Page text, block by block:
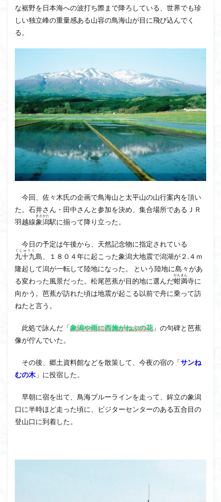
な裾野を日本海への波打ち際まで降ろしている、世界でも珍
しい独立峰の重量感ある山容の鳥海山が目に飛び込んでく
る。
今回、佐々木氏の企画で鳥海山と太平山の山行案内を頂い
た。石井さん・田中さんと参加を決め、集合場所であるＪＲ
羽越線象潟
きさかた
駅に揃って降り立った。
今日の予定は午後から、天然記念物に指定されている
九十九
くじゅうく
島、１８０４年に起こった象潟大地震で潟湖が２.４ｍ
隆起して潟が一転して陸地になった。 という陸地に島々があ
る変わった風景だった。松尾芭蕉が目的地に選んだ蚶
かん
満
まん
寺に
向かう。芭蕉が訪れた頃は地震が起こる以前で舟に乗って訪
ねたと言う。
此処で詠んだ「象潟や雨に西施がねぶの花」の句碑と芭蕉
像が佇んでいた。
その後、郷土資料館などを散策して、今夜の宿の「サンね
むの木 」に投宿した。
早朝に宿を出て、鳥海ブルーラインを走って、鉾立の象潟
口に半時ほど走った頃に、ビジターセンターのある五合目の
登山口に到着した。
飯道神社
飯豊連峰 飯能
顔振峠
鐘撞堂山
韮崎 静岡県 青渭神社
青森県
阿武隈山地
関東平野 長野県
長者峰
百名山
神山 笠置山 笠森寺
笠森
竹寺
稲含神社 秩父連山
秩父神社
秩父吉田
秩父 秋田県 福島県
福井県
神津牧場
神奈川県 箱根
神代けやき
破風山
砲台山 石川県 石尊山
石割山
知床半島
真鶴半島
県立比企丘陵自然公園
相定ヶ峰
益山寺 皆野 百里新道
百蔵山
筑波山
節分草 西上州 自然園
藪漕ぎ
薬師岳
蕎麦 蓼科高原 蒲生岳山麓
葉山
荒幡富士
荒倉山 茨城県
茨城の自然百選
茅塚
花崗岩 花の谷
自己紹介
紅葉 自作画
能登半島
肘折温泉
羽根子山 群馬県
美人林
羊背岩
羅臼 織田信長
緋寒桜
絶滅危惧植物
絶景ポイント 絵画
紅葉狩り
姥捨山
ヒロハコンロウソウ
ヒマラヤ杉
ヒマラヤ
ヒトリシズカ
ハルユキノシタ
パノラマ
ハヌマンラングール
ハクサンフクロ
ハイキングコース
ネジバナ
ニッコウキスゲ
なまこ壁
ロウバイ